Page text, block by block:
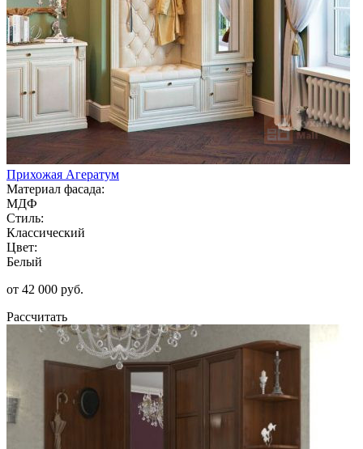
Прихожая Агератум
Материал фасада:
МДФ
Стиль:
Классический
Цвет:
Белый
от 42 000 руб.
Рассчитать